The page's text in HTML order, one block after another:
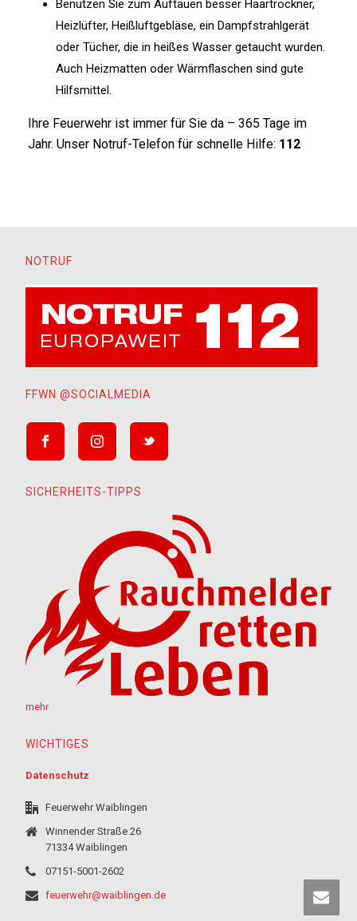
Be­nut­zen Sie zum Auf­tau­en bes­ser Haar­trock­ner,
Heiz­lüf­ter, Heiß­luft­ge­blä­se, ein Dampf­strahl­ge­rät
oder Tü­cher, die in hei­ßes Was­ser ge­taucht wur­den.
Auch Heiz­mat­ten oder Wärm­fla­schen sind gu­te
Hilfs­mit­tel.
Ih­re Feu­er­wehr ist im­mer für Sie da – 365 Ta­ge im
Jahr. Un­ser Not­ruf-Te­le­fon für schnel­le Hil­fe: 112
NOTRUF
FFWN @SOCIALMEDIA
SICHERHEITS-TIPPS
mehr
WICHTIGES
Datenschutz
Feuerwehr Waiblingen
Winnender Straße 26
71334 Waiblingen
07151-5001-2602
feuerwehr@waiblingen.de